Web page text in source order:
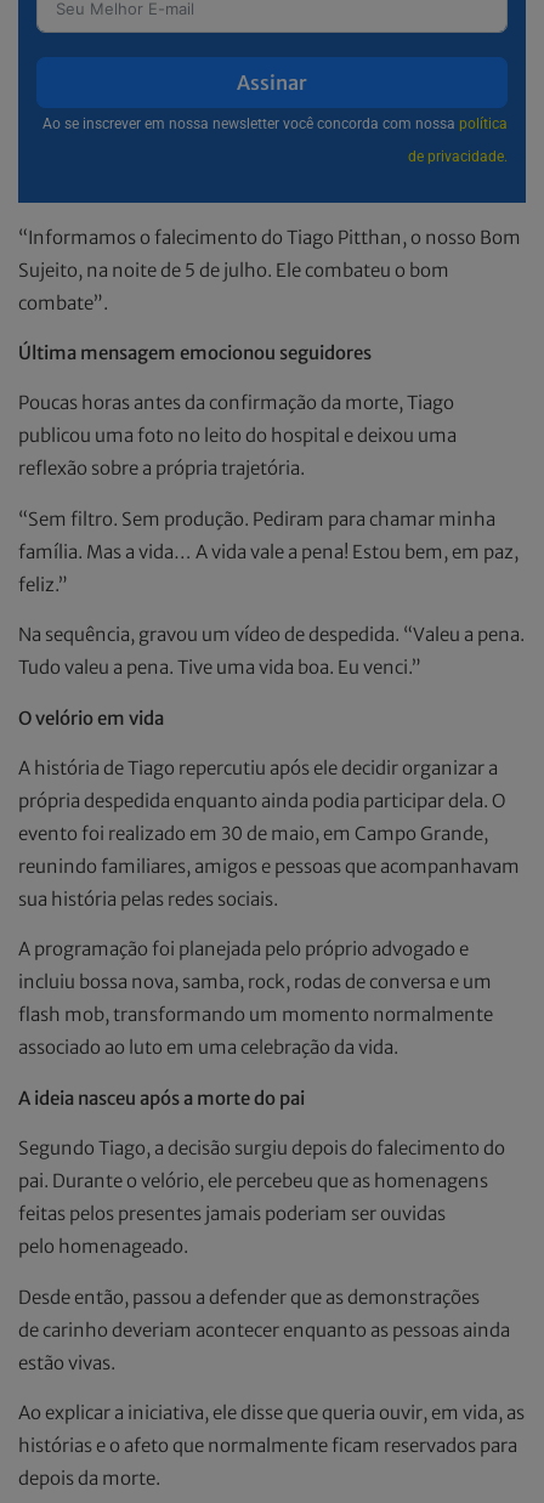
Assinar
Ao se inscrever em nossa newsletter você concorda com nossa política
de privacidade.
“Informamos o falecimento do Tiago Pitthan, o nosso Bom
Sujeito, na noite de 5 de julho. Ele combateu o bom
combate”.
Última mensagem emocionou seguidores
Poucas horas antes da confirmação da morte, Tiago
publicou uma foto no leito do hospital e deixou uma
reflexão sobre a própria trajetória.
“Sem filtro. Sem produção. Pediram para chamar minha
família. Mas a vida… A vida vale a pena! Estou bem, em paz,
feliz.”
Na sequência, gravou um vídeo de despedida. “Valeu a pena.
Tudo valeu a pena. Tive uma vida boa. Eu venci.”
O velório em vida
A história de Tiago repercutiu após ele decidir organizar a
própria despedida enquanto ainda podia participar dela. O
evento foi realizado em 30 de maio, em Campo Grande,
reunindo familiares, amigos e pessoas que acompanhavam
sua história pelas redes sociais.
A programação foi planejada pelo próprio advogado e
incluiu bossa nova, samba, rock, rodas de conversa e um
flash mob, transformando um momento normalmente
associado ao luto em uma celebração da vida.
A ideia nasceu após a morte do pai
Segundo Tiago, a decisão surgiu depois do falecimento do
pai. Durante o velório, ele percebeu que as homenagens
feitas pelos presentes jamais poderiam ser ouvidas
pelo homenageado.
Desde então, passou a defender que as demonstrações
de carinho deveriam acontecer enquanto as pessoas ainda
estão vivas.
Ao explicar a iniciativa, ele disse que queria ouvir, em vida, as
histórias e o afeto que normalmente ficam reservados para
depois da morte.